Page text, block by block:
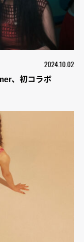
2024.10.02
、初コラボ